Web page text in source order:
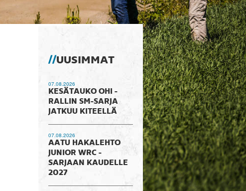
UUSIMMAT
07.08.2026
KESÄTAUKO OHI -
RALLIN SM-SARJA
JATKUU KITEELLÄ
07.08.2026
AATU HAKALEHTO
JUNIOR WRC -
SARJAAN KAUDELLE
2027